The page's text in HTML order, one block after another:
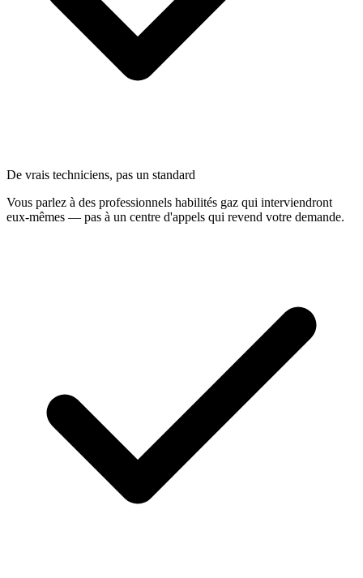
De vrais techniciens, pas un standard
Vous parlez à des professionnels habilités gaz qui interviendront
eux-mêmes — pas à un centre d'appels qui revend votre demande.